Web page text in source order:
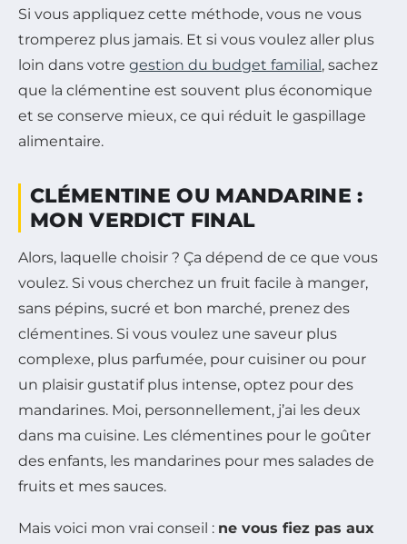
Si vous appliquez cette méthode, vous ne vous
tromperez plus jamais. Et si vous voulez aller plus
loin dans votre gestion du budget familial , sachez
que la clémentine est souvent plus économique
et se conserve mieux, ce qui réduit le gaspillage
alimentaire.
CLÉMENTINE OU MANDARINE :
MON VERDICT FINAL
Alors, laquelle choisir ? Ça dépend de ce que vous
voulez. Si vous cherchez un fruit facile à manger,
sans pépins, sucré et bon marché, prenez des
clémentines. Si vous voulez une saveur plus
complexe, plus parfumée, pour cuisiner ou pour
un plaisir gustatif plus intense, optez pour des
mandarines. Moi, personnellement, j’ai les deux
dans ma cuisine. Les clémentines pour le goûter
des enfants, les mandarines pour mes salades de
fruits et mes sauces.
Mais voici mon vrai conseil : ne vous fiez pas aux